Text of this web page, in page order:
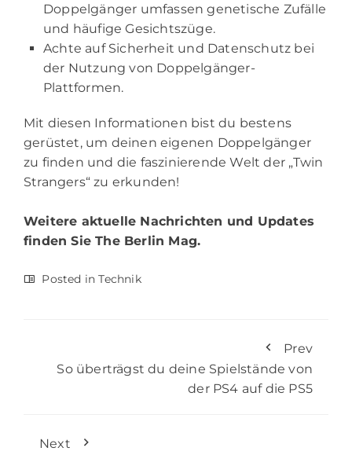
Doppelgänger umfassen genetische Zufälle
und häufige Gesichtszüge.
Achte auf Sicherheit und Datenschutz bei
der Nutzung von Doppelgänger-
Plattformen.
Mit diesen Informationen bist du bestens
gerüstet, um deinen eigenen Doppelgänger
zu finden und die faszinierende Welt der „Twin
Strangers“ zu erkunden!
Weitere aktuelle Nachrichten und Updates
finden SieThe Berlin Mag.
Posted inTechnik
Prev
So überträgst du deine Spielstände von
der PS4 auf die PS5
Next